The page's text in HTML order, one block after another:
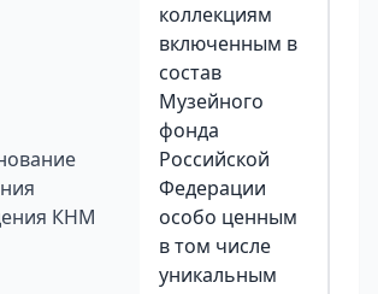
КНМ
коллекциям
включенным в
состав
Музейного
фонда
Российской
Федерации
особо ценным
в том числе
уникальным